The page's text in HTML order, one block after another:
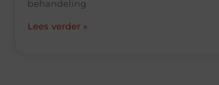
behandeling
Lees verder »